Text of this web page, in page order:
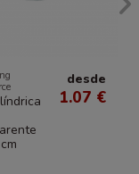
desde
1.07 €